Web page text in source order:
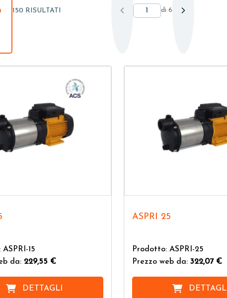
150 RISULTATI di 6
15
da: 229,55 €
DETTAGLI
ASPRI 25
Prodotto: ASPRI-25
Prezzo web da: 322,07 €
DETTAGLI